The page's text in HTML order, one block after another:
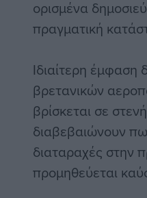
ορισμένα
πραγματική
Ιδιαίτερη έμφαση
βρετανικών
βρίσκεται σε
διαβεβαιώνουν
διαταραχές στην
προμηθεύεται